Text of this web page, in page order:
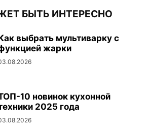
БЫТЬ ИНТЕРЕСНО
выбрать мультиварку с
жарки
10 новинок кухонной
2025 года